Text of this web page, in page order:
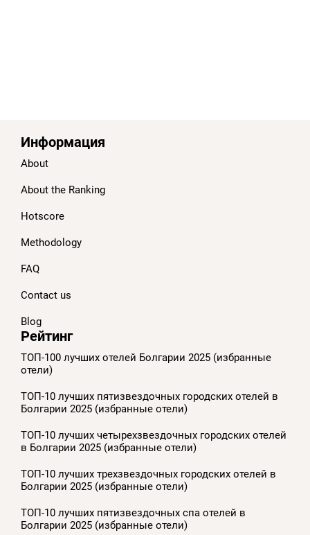
Информация
About
About the Ranking
Hotscore
Methodology
FAQ
Contact us
Blog
Рейтинг
ТОП-100 лучших отелей Болгарии 2025 (избранные
отели)
ТОП-10 лучших пятизвездочных городских отелей в
Болгарии 2025 (избранные отели)
ТОП-10 лучших четырехзвездочных городских отелей
в Болгарии 2025 (избранные отели)
ТОП-10 лучших трехзвездочных городских отелей в
Болгарии 2025 (избранные отели)
ТОП-10 лучших пятизвездочных спа отелей в
Болгарии 2025 (избранные отели)